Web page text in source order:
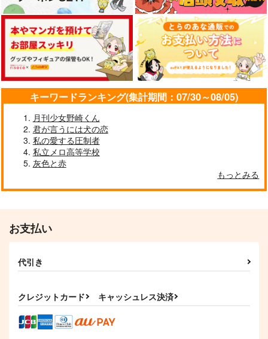
キーワードランキング(集計期間：07/30～08/05)
月刊少女野崎くん
君が言うには犬の恋
私の愛する圧制者
私立メロ高等学校
灰色と赤
もっとみる
お支払い
代引き
クレジットカード キャッシュレス決済